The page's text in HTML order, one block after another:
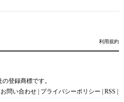
利用規約
登録商標です。
お問い合わせ プライバシーポリシー RSS